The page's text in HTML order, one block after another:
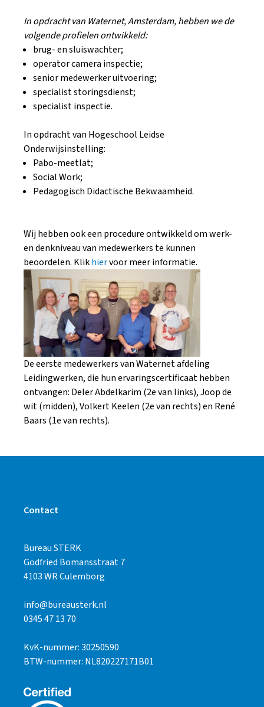
In opdracht van Waternet, Amsterdam, hebben we de
volgende profielen ontwikkeld:
brug- en sluiswachter;
operator camera inspectie;
senior medewerker uitvoering;
specialist storingsdienst;
specialist inspectie.
In opdracht van Hogeschool Leidse
Onderwijsinstelling:
Pabo-meetlat;
Social Work;
Pedagogisch Didactische Bekwaamheid.
Wij hebben ook een procedure ontwikkeld om werk-
en denkniveau van medewerkers te kunnen
beoordelen. Klikhiervoor meer informatie.
De eerste medewerkers van Waternet afdeling
Leidingwerken, die hun ervaringscertificaat hebben
ontvangen: Deler Abdelkarim (2e van links), Joop de
wit (midden), Volkert Keelen (2e van rechts) en René
Baars (1e van rechts).
Contact
Bureau STERK
Godfried Bomansstraat 7
4103 WR Culemborg
info@bureausterk.nl
0345 47 13 70
KvK-nummer: 30250590
BTW-nummer: NL820227171B01